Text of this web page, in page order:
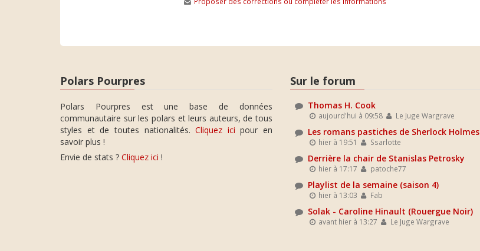
Polars Pourpres
Polars Pourpres est une base de données
communautaire sur les polars et leurs auteurs, de tous
styles et de toutes nationalités.Cliquez ici pour en
savoir plus !
Envie de stats ? Cliquez ici !
Sur le forum
Thomas H. Cook
aujourd'hui à 09:58 Le Juge Wargrave
Les romans pastiches de Sherlock Holmes
hier à 19:51 Ssarlotte
Derrière la chair de Stanislas Petrosky
hier à 17:17 patoche77
Playlist de la semaine (saison 4)
hier à 13:03 Fab
Solak - Caroline Hinault (Rouergue Noir)
avant hier à 13:27 Le Juge Wargrave